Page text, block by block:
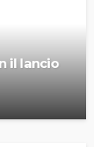
il lancio